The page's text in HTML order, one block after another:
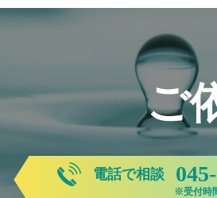
ご
電話で相談
※受付時